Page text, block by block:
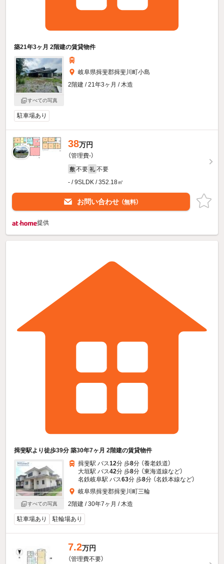
築21年3ヶ月 2階建の賃貸物件
すべての写真
岐阜県揖斐郡揖斐川町小島
2階建 / 21年3ヶ月 / 木造
駐車場あり
38万円
（管理費-）
敷 不要 礼 不要
- / 9SLDK / 352.18㎡
お問い合わせ （無料）
提供
揖斐駅より徒歩39分 築30年7ヶ月 2階建の賃貸物件
すべての写真
揖斐駅 バス12分 歩8分 （養老鉄道）
大垣駅 バス42分 歩8分 （東海道線など）
名鉄岐阜駅 バス63分 歩8分 （名鉄本線など）
岐阜県揖斐郡揖斐川町三輪
2階建 / 30年7ヶ月 / 木造
駐車場あり 駐輪場あり
7.2万円
（管理費不要）